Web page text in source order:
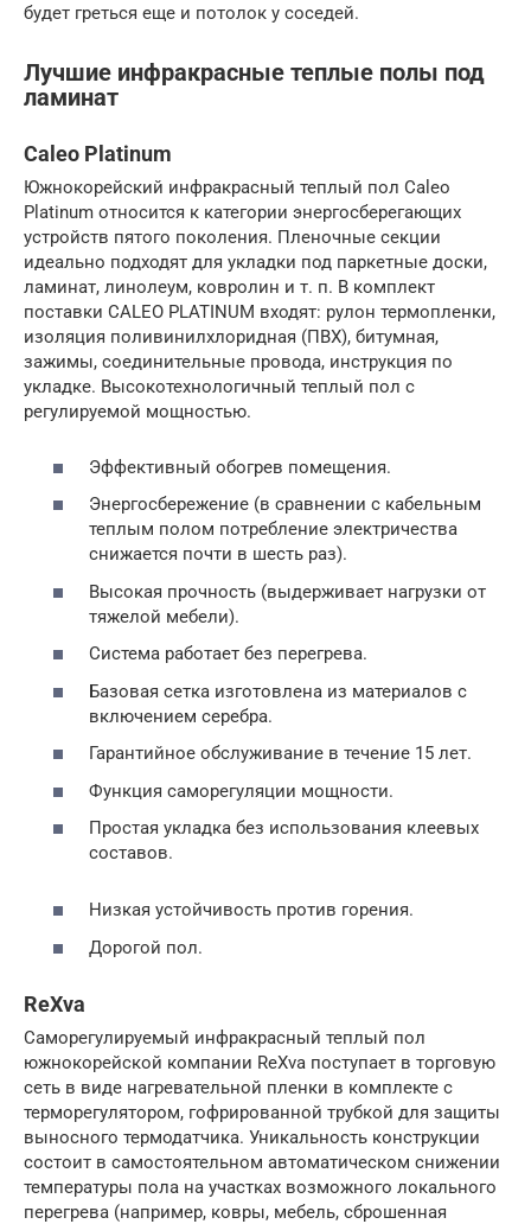
будет греться еще и потолок у соседей.
Лучшие инфракрасные теплые полы под
ламинат
Caleo Platinum
Южнокорейский инфракрасный теплый пол Caleo
Platinum относится к категории энергосберегающих
устройств пятого поколения. Пленочные секции
идеально подходят для укладки под паркетные доски,
ламинат, линолеум, ковролин и т. п. В комплект
поставки CALEO PLATINUM входят: рулон термопленки,
изоляция поливинилхлоридная (ПВХ), битумная,
зажимы, соединительные провода, инструкция по
укладке. Высокотехнологичный теплый пол с
регулируемой мощностью.
Эффективный обогрев помещения.
Энергосбережение (в сравнении с кабельным
теплым полом потребление электричества
снижается почти в шесть раз).
Высокая прочность (выдерживает нагрузки от
тяжелой мебели).
Система работает без перегрева.
Базовая сетка изготовлена из материалов с
включением серебра.
Гарантийное обслуживание в течение 15 лет.
Функция саморегуляции мощности.
Простая укладка без использования клеевых
составов.
Низкая устойчивость против горения.
Дорогой пол.
ReXva
Саморегулируемый инфракрасный теплый пол
южнокорейской компании ReXva поступает в торговую
сеть в виде нагревательной пленки в комплекте с
терморегулятором, гофрированной трубкой для защиты
выносного термодатчика. Уникальность конструкции
состоит в самостоятельном автоматическом снижении
температуры пола на участках возможного локального
перегрева (например, ковры, мебель, сброшенная